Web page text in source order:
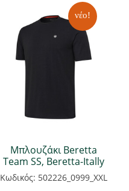
νέο!
Μπλουζάκι Beretta
Team SS, Beretta-Itally
Κωδικός: 502226_0999_XXL